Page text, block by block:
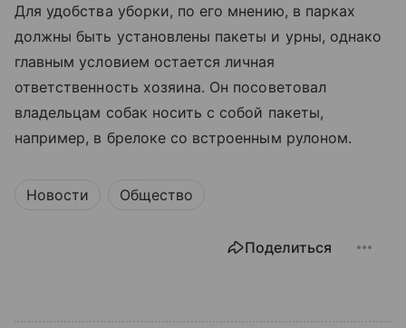
Для удобства уборки, по его мнению, в парках
должны быть установлены пакеты и урны, однако
главным условием остается личная
ответственность хозяина. Он посоветовал
владельцам собак носить с собой пакеты,
например, в брелоке со встроенным рулоном.
Новости Общество
Поделиться